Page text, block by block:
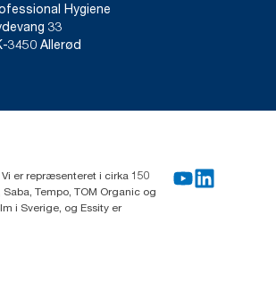
Hygiene
33
3450 Allerød
er repræsenteret i cirka 150
Tempo, TOM Organic og
i Sverige, og Essity er